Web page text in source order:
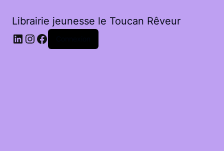
Librairie jeunesse le Toucan Rêveur
LinkedIn
Instagram
Facebook